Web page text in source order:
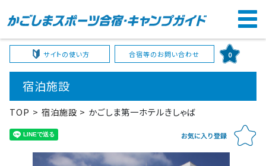
サイトの使い方 合宿等のお問い合わせ 0
宿泊施設
TOP 宿泊施設 かごしま第一ホテルきしゃば